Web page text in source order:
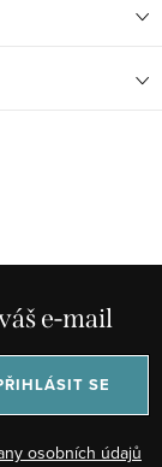
e-mail
osobních údajů
SE